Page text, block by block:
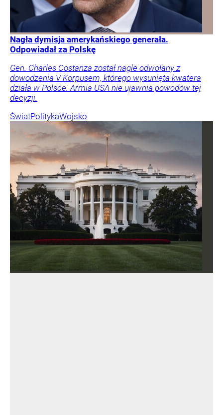
Nagła dymisja amerykańskiego generała.
Odpowiadał za Polskę
Gen. Charles Costanza został nagle odwołany z
dowodzenia V Korpusem, którego wysunięta kwatera
działa w Polsce. Armia USA nie ujawnia powodów tej
decyzji.
ŚwiatPolitykaWojsko